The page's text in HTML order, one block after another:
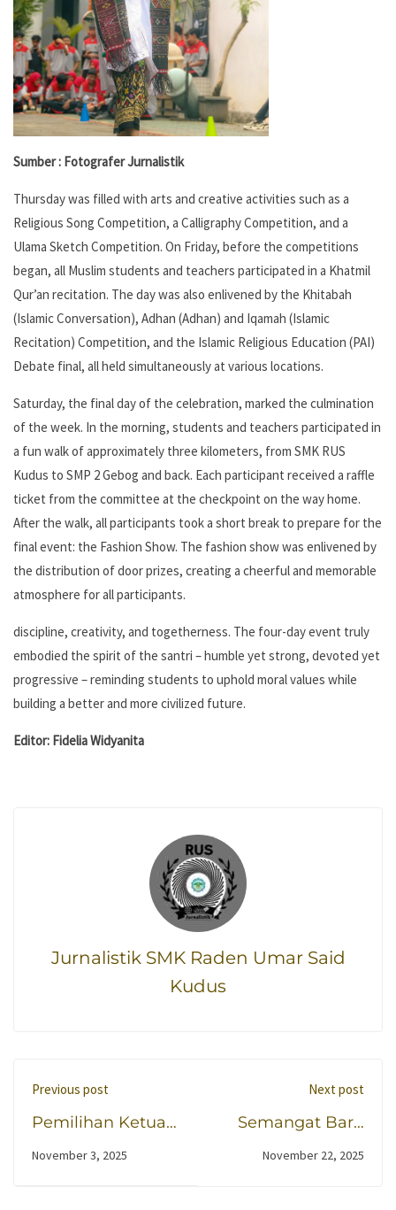
Sumber : Fotografer Jurnalistik
Thursday was filled with arts and creative activities such as a
Religious Song Competition, a Calligraphy Competition, and a
Ulama Sketch Competition. On Friday, before the competitions
began, all Muslim students and teachers participated in a Khatmil
Qur’an recitation. The day was also enlivened by the Khitabah
(Islamic Conversation), Adhan (Adhan) and Iqamah (Islamic
Recitation) Competition, and the Islamic Religious Education (PAI)
Debate final, all held simultaneously at various locations.
Saturday, the final day of the celebration, marked the culmination
of the week. In the morning, students and teachers participated in
a fun walk of approximately three kilometers, from SMK RUS
Kudus to SMP 2 Gebog and back. Each participant received a raffle
ticket from the committee at the checkpoint on the way home.
After the walk, all participants took a short break to prepare for the
final event: the Fashion Show. The fashion show was enlivened by
the distribution of door prizes, creating a cheerful and memorable
atmosphere for all participants.
discipline, creativity, and togetherness. The four-day event truly
embodied the spirit of the santri – humble yet strong, devoted yet
progressive – reminding students to uphold moral values while
building a better and more civilized future.
Editor: Fidelia Widyanita
Jurnalistik SMK Raden Umar Said
Kudus
Previous post
Pemilihan Ketua
OSIS dan MPK
November 3, 2025
Next post
Semangat Baru
Kepemimpinan
November 22, 2025